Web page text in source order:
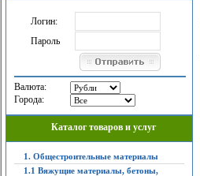
Логин:
Пароль
Валюта:
Города:
Каталог товаров и услуг
1. Общестроительные материалы
1.1 Вяжущие материалы, бетоны,